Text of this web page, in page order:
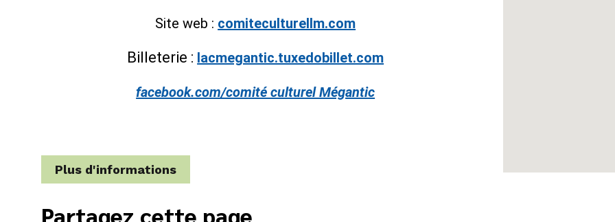
Site web : comiteculturellm.com
Billeterie : lacmegantic.tuxedobillet.com
facebook.com/comité culturel Mégantic
Plus d'informations
Partagez cette page